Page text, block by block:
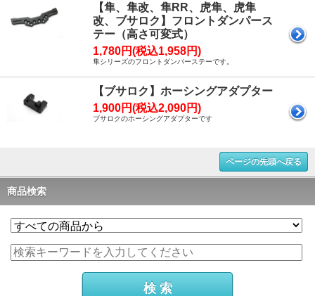
【隼、隼改、隼RR、虎隼、虎隼
改、ブサロク】フロントダンパース
テー（高さ可変式）
1,780円(税込1,958円)
隼シリーズのフロントダンパーステーです。
【ブサロク】ホーシングアダプター
1,900円(税込2,090円)
ブサロクのホーシングアダプターです
ページの先頭へ戻る
商品検索